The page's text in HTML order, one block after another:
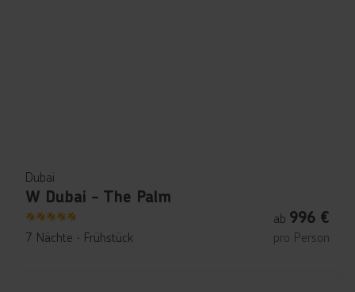
Dubai
W Dubai - The Palm
5
7 Nächte ∙ Frühstück
ab 996 €
pro Person